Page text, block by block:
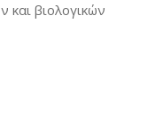
και βιολογικών